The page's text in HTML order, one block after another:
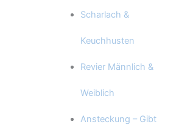
Scharlach &
Keuchhusten
Revier Männlich &
Weiblich
Ansteckung – Gibt